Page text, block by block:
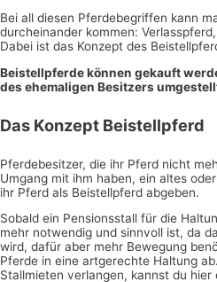
Bei all diesen Pferdebegriffen kann
durcheinander kommen:
Dabei ist das Konzept des
Beistellpferde können gekauft
des ehemaligen Besitzers
Das Konzept Beistellpferd
Pferdebesitzer, die ihr Pferd nicht
Umgang mit ihm haben, ein altes
ihr Pferd als Beistellpferd abgeben.
Sobald ein Pensionsstall für die
mehr notwendig und sinnvoll ist, da
wird, dafür aber mehr Bewegung
Pferde in eine artgerechte Haltung
Stallmieten verlangen, kannst du hier